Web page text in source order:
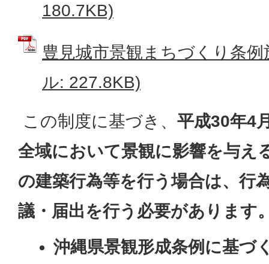
180.7KB)
豊見城市景観まちづくり条
ル: 227.8KB)
この制度に基づき、 平成30年4
全域において景観に影響を与え
の建築行為等を行う場合は、行
議・届出を行う必要があります
沖縄県景観形成条例に基づ